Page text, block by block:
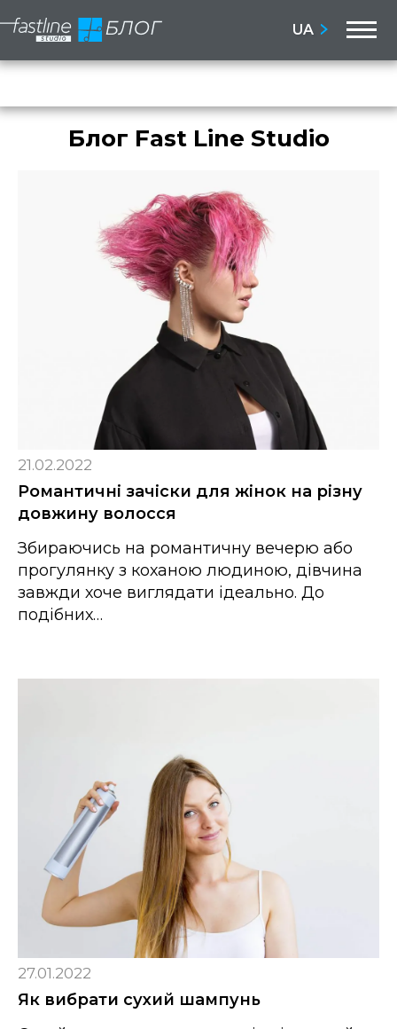
UA
Блог Fast Line Studio
21.02.2022
Романтичні зачіски для жінок на різну
довжину волосся
Збираючись на романтичну вечерю або
прогулянку з коханою людиною, дівчина
завжди хоче виглядати ідеально. До
подібних…
27.01.2022
Як вибрати сухий шампунь